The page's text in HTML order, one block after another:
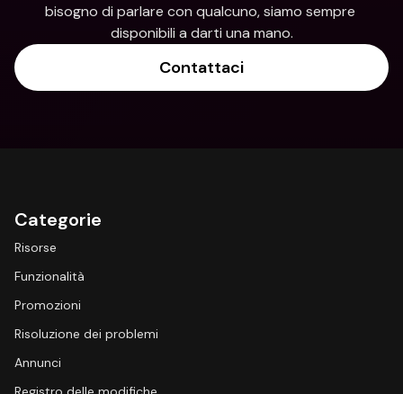
bisogno di parlare con qualcuno, siamo sempre
disponibili a darti una mano.
Contattaci
Categorie
Risorse
Funzionalità
Promozioni
Risoluzione dei problemi
Annunci